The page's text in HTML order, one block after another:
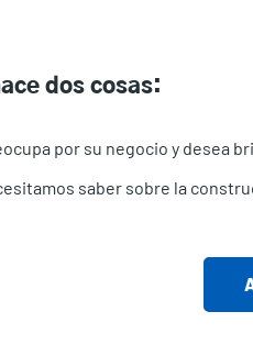
dos cosas:
por su negocio y desea
saber sobre la